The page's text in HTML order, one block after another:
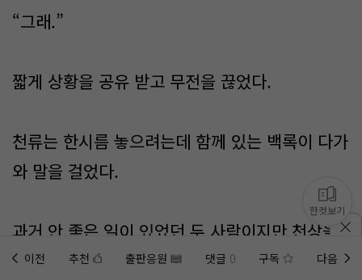
“그래.”
짧게 상황을 공유 받고 무전을 끊었다.
천류는 한시름 놓으려는데 함께 있는 백록이 다가
와 말을 걸었다.
과거 안 좋은 일이 있었던 두 사람이지만 천상을
지키는 마음으로 뭉쳤고, 무엇보다 예전의 일은
이전 추천 출판응원 댓글 0 구독 다음
한컷보기
홈에미노벨 웹추가하기 미노벨 앱설치하기